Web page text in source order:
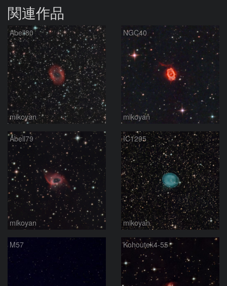
関連作品
Abell80
mikoyan
NGC40
mikoyan
Abell79
mikoyan
IC1295
mikoyan
M57 Kohoutek4-55